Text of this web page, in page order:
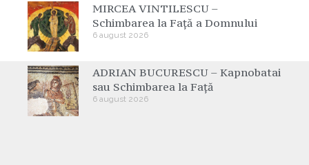
MIRCEA VINTILESCU –
Schimbarea la Față a Domnului
6 august 2026
ADRIAN BUCURESCU – Kapnobatai
sau Schimbarea la Față
6 august 2026